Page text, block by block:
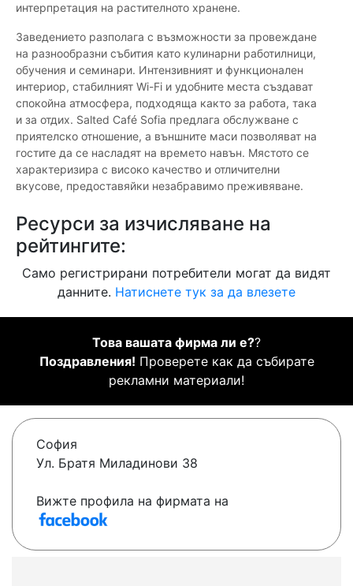
интерпретация на растителното хранене.
Заведението разполага с възможности за провеждане
на разнообразни събития като кулинарни работилници,
обучения и семинари. Интензивният и функционален
интериор, стабилният Wi-Fi и удобните места създават
спокойна атмосфера, подходяща както за работа, така
и за отдих. Salted Café Sofia предлага обслужване с
приятелско отношение, а външните маси позволяват на
гостите да се насладят на времето навън. Мястото се
характеризира с високо качество и отличителни
вкусове, предоставяйки незабравимо преживяване.
Ресурси за изчисляване на
рейтингите:
Само регистрирани потребители могат да видят
данните. Натиснете тук за да влезете
Това вашата фирма ли е??
Поздравления! Проверете как да събирате
рекламни материали!
София
Ул. Братя Миладинови 38
Вижте профила на фирмата на